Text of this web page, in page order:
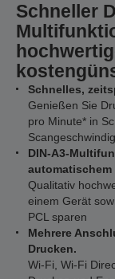
Schneller
Schnelles,
Genießen Sie
pro Minute* in
DIN-A3-
Qualitativ
einem Gerät
PCL sparen
Mehrere
Drucken.
Wi-Fi, Wi-Fi